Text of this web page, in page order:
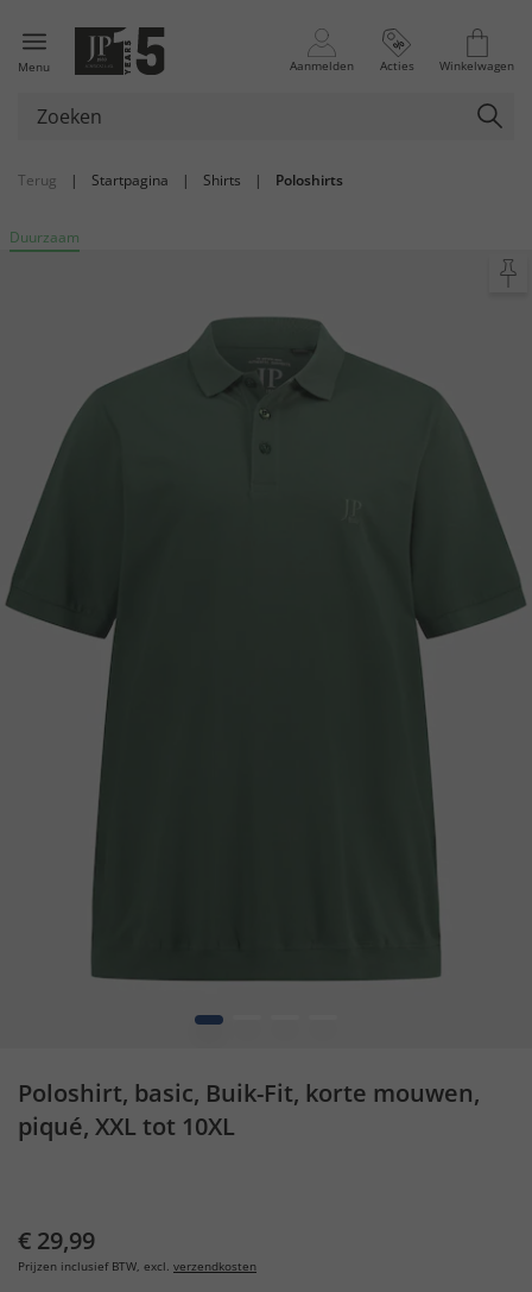
Menu Aanmelden Acties Winkelwagen
Terug | Startpagina | Shirts | Poloshirts
Duurzaam
1
Poloshirt, basic, Buik-Fit, korte mouwen,
piqué, XXL tot 10XL
€ 29,99
Prijzen inclusief BTW, excl. verzendkosten